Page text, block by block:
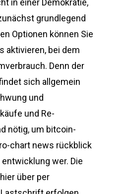
in einer Demokratie,
grundlegend
Optionen können Sie
aktivieren, bei dem
Denn der
sich allgemein
und
und Re-
nötig, um bitcoin-
chart news rückblick
wer. Die
über per